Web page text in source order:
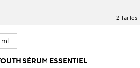
2 Tailles
ml
SÉRUM ESSENTIEL